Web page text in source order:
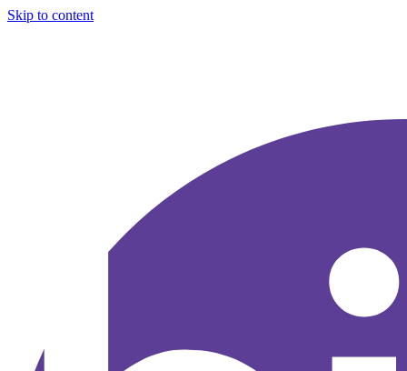
Skip to content